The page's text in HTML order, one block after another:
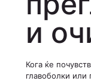
и
Кога ќе
главоболки или